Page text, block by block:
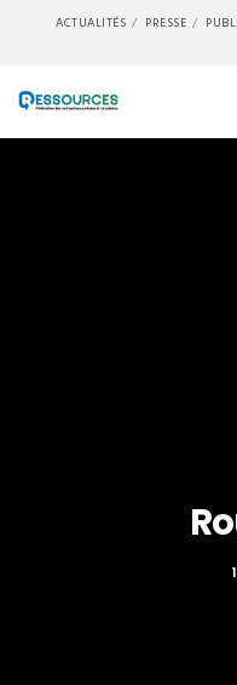
ACTUALITÉS PRESSE